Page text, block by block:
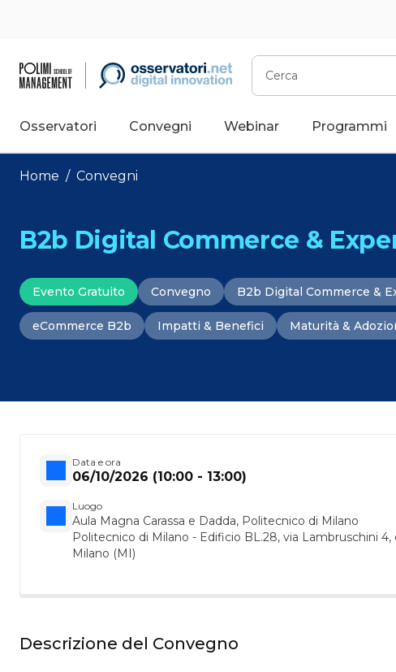
Cerca
Osservatori Convegni Webinar Programmi
Home / Convegni
B2b Digital Commerce &
Evento Gratuito Convegno B2b Digital Commerce &
eCommerce B2b Impatti & Benefici Maturità &
Data e ora
06/10/2026 (10:00 - 13:00)
Luogo
Aula Magna Carassa e Dadda, Politecnico di Milano
Politecnico di Milano - Edificio BL.28, via Lambruschini 4,
Milano (MI)
Descrizione del Convegno